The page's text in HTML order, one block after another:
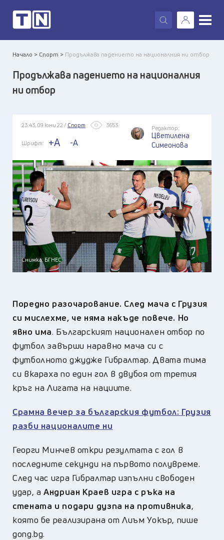
X
Начало > Спорт > Продължава падението на националния ни отбор
Продължава падението на националния
ни отбор
23:43, 09 юни 22 / Спорт 3653
Шрифт: +A -A
Редактор:
Цветилена
Симеонова
Снимка: БГНЕС
Поредно разочарование. След мача с Грузия
си мислехме, че няма накъде повече. Но
явно има. Българският национален отбор по
футбол завърши наравно мача си с
футболното джудже Гибралтар. Двата тима
си вкараха по един гол в двубоя от третия
кръг на Лигата на нациите.
Срамна вечер за българския футбол: Грузия
разби националите ни
Георги Минчев откри резултата с гол в
последните секунди на първото полувреме.
След час игра Гибралтар изпълни свободен
удар, аАндриан Краев игра с ръка на
стената и подари дузпа на противника,
която бе реализирана от Лиъм Уокър, пише
gong.bg.